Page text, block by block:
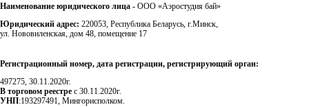
Наименование юридического лица - ООО «Аэростудия бай»
Юридический адрес: 220053, Республика Беларусь, г.Минск,
ул. Нововиленская, дом 48, помещение 17
Регистрационный номер, дата регистрации, регистрирующий орган:
497275, 30.11.2020г.
В торговом реестре с 30.11.2020г.
УНП:193297491, Мингорисполком.